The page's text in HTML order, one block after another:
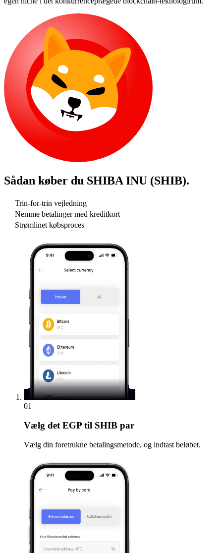
Sådan køber du SHIBA INU (SHIB).
Trin-for-trin vejledning
Nemme betalinger med kreditkort
Strømlinet købsproces
01
Vælg det EGP til SHIB par
Vælg din foretrukne betalingsmetode, og indtast beløbet.